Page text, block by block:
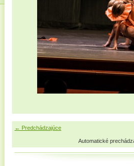
← Predchádzajúce
Automatické